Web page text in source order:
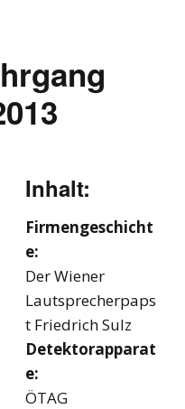
Inhalt:
Firmengeschicht
e:
Der Wiener
Lautsprecherpaps
t Friedrich Sulz
Detektorapparat
e:
ÖTAG